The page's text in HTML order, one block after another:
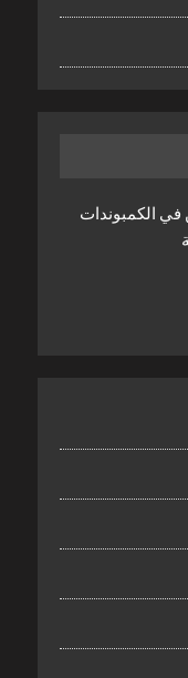
في الكمبوندات